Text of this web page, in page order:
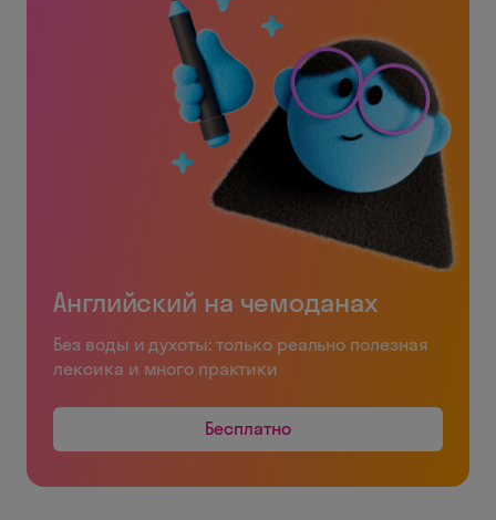
Английский на чемоданах
Без воды и духоты: только реально полезная
лексика и много практики
Бесплатно